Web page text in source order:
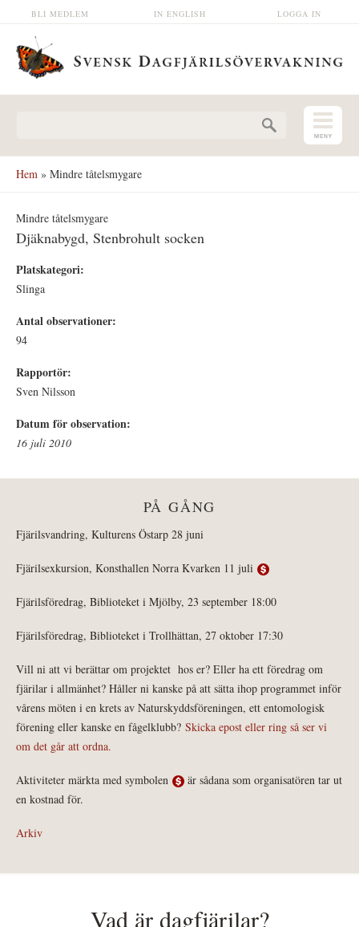
Hoppa till huvudinnehåll LOGGA IN
IN ENGLISH
BLI MEDLEM
Hem » Mindre tåtelsmygare
Mindre tåtelsmygare
Djäknabygd, Stenbrohult socken
Platskategori:
Slinga
Antal observationer:
94
Rapportör:
Sven Nilsson
Datum för observation:
16 juli 2010
PÅ GÅNG
Fjärilsvandring, Kulturens Östarp 28 juni
Fjärilsexkursion, Konsthallen Norra Kvarken 11 juli
Fjärilsföredrag, Biblioteket i Mjölby, 23 september 18:00
Fjärilsföredrag, Biblioteket i Trollhättan, 27 oktober 17:30
Vill ni att vi berättar om projektet hos er? Eller ha ett föredrag om
fjärilar i allmänhet? Håller ni kanske på att sätta ihop programmet inför
vårens möten i en krets av Naturskyddsföreningen, ett entomologisk
förening eller kanske en fågelklubb? Skicka epost eller ring så ser vi
om det går att ordna.
Aktiviteter märkta med symbolen
är sådana som organisatören tar ut
en kostnad för.
Arkiv
Vad är dagfjärilar?